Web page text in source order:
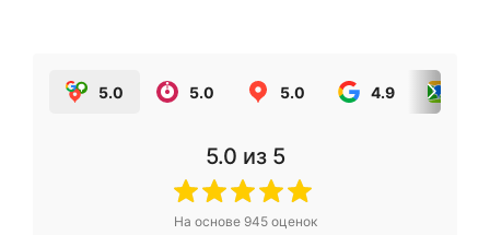
5.0 5.0 5.0 4.9
5.0 из 5
На основе 945оценок